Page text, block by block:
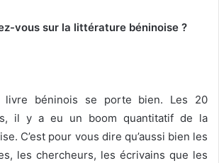
vous sur la littérature béninoise ?
béninois se porte bien. Les 20
il y a eu un boom quantitatif de la
C’est pour vous dire qu’aussi bien les
les chercheurs, les écrivains que les